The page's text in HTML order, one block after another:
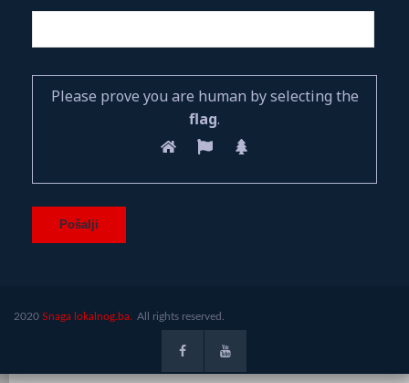
Please prove you are human by selecting the
flag.
2020 Snaga lokalnog.ba. All rights reserved.